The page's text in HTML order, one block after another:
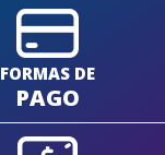
FORMAS DE
PAGO